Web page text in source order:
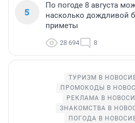
5
По погоде 8 августа
насколько дождливой
приметы
28 694 8
ТУРИЗМ В
ПРОМОКОДЫ В
РЕКЛАМА В
ЗНАКОМСТВА В
ПОГОДА В